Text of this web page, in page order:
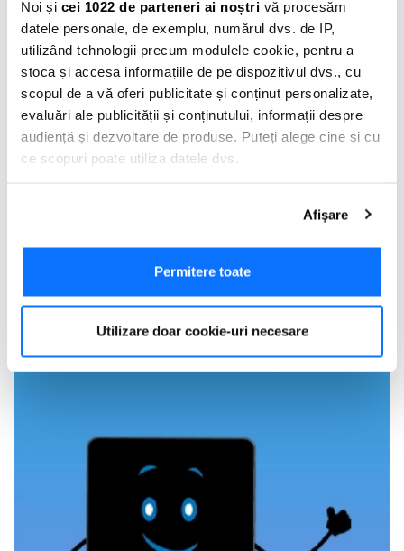
Noi și cei 1022 de parteneri ai noștri vă procesăm
datele personale, de exemplu, numărul dvs. de IP,
utilizând tehnologii precum modulele cookie, pentru a
stoca și accesa informațiile de pe dispozitivul dvs., cu
scopul de a vă oferi publicitate și conținut personalizate,
evaluări ale publicității și conținutului, informații despre
audiență și dezvoltare de produse. Puteți alege cine și cu
ce scopuri poate utiliza datele dvs.
Să colectăm informațiile cu privire la locația dvs.
geografică cu o exactitate de până la câțiva metri
Să vă identificăm dispozitivul scanândul-l în mod
dvs. personale și configurați-vă preferințele la
cu detalii. Vă puteți modifica sau retrage oricând acordul
pe website, pentru a analiza traficul pe website, precum
si pentru activitatea noastra de publicitate online.
cookie-uri înseamnă că sunteti de acord cu folosirea
Află mai multe aici
Afişare
Permitere toate
Utilizare doar cookie-uri necesare
Adauga Comentariu